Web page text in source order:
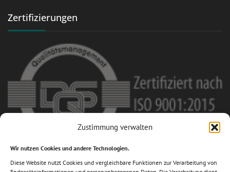
Zustimmung verwalten
Wir nutzen Cookies und andere Technologien.
Diese Website nutzt Cookies und vergleichbare Funktionen zur Verarbeitung von
Zertifizierungen
Mitglied im Fachverband des